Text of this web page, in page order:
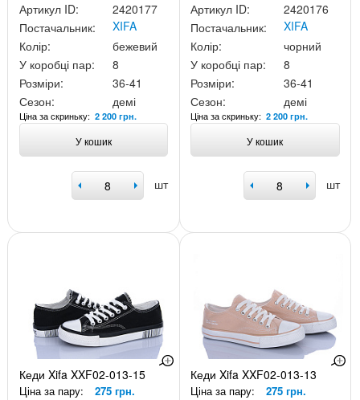
Артикул ID:
2420177
Постачальник:
XIFA
Колір:
бежевий
У коробці пар:
8
Розміри:
36-41
Сезон:
демі
Ціна за скриньку: 2 200 грн.
У кошик
шт
Артикул ID:
2420176
Постачальник:
XIFA
Колір:
чорний
У коробці пар:
8
Розміри:
36-41
Сезон:
демі
Ціна за скриньку:2 200 грн.
У кошик
шт
Кеди Xifa XXF02-013-15
Ціна за пару: 275 грн.
Кеди Xifa XXF02-013-13
Ціна за пару: 275 грн.